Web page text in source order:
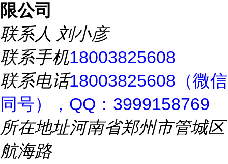
限公司
联系人 刘小彦
联系手机18003825608
联系电话18003825608（微信
同号），QQ：3999158769
所在地址河南省郑州市管城区
航海路